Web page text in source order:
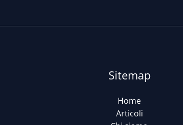
Sitemap
Home
Articoli